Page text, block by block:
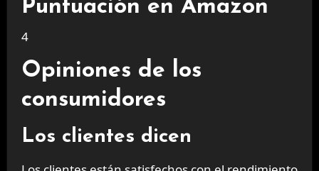
Puntuación en Amazon
4
Opiniones de los
consumidores
Los clientes dicen